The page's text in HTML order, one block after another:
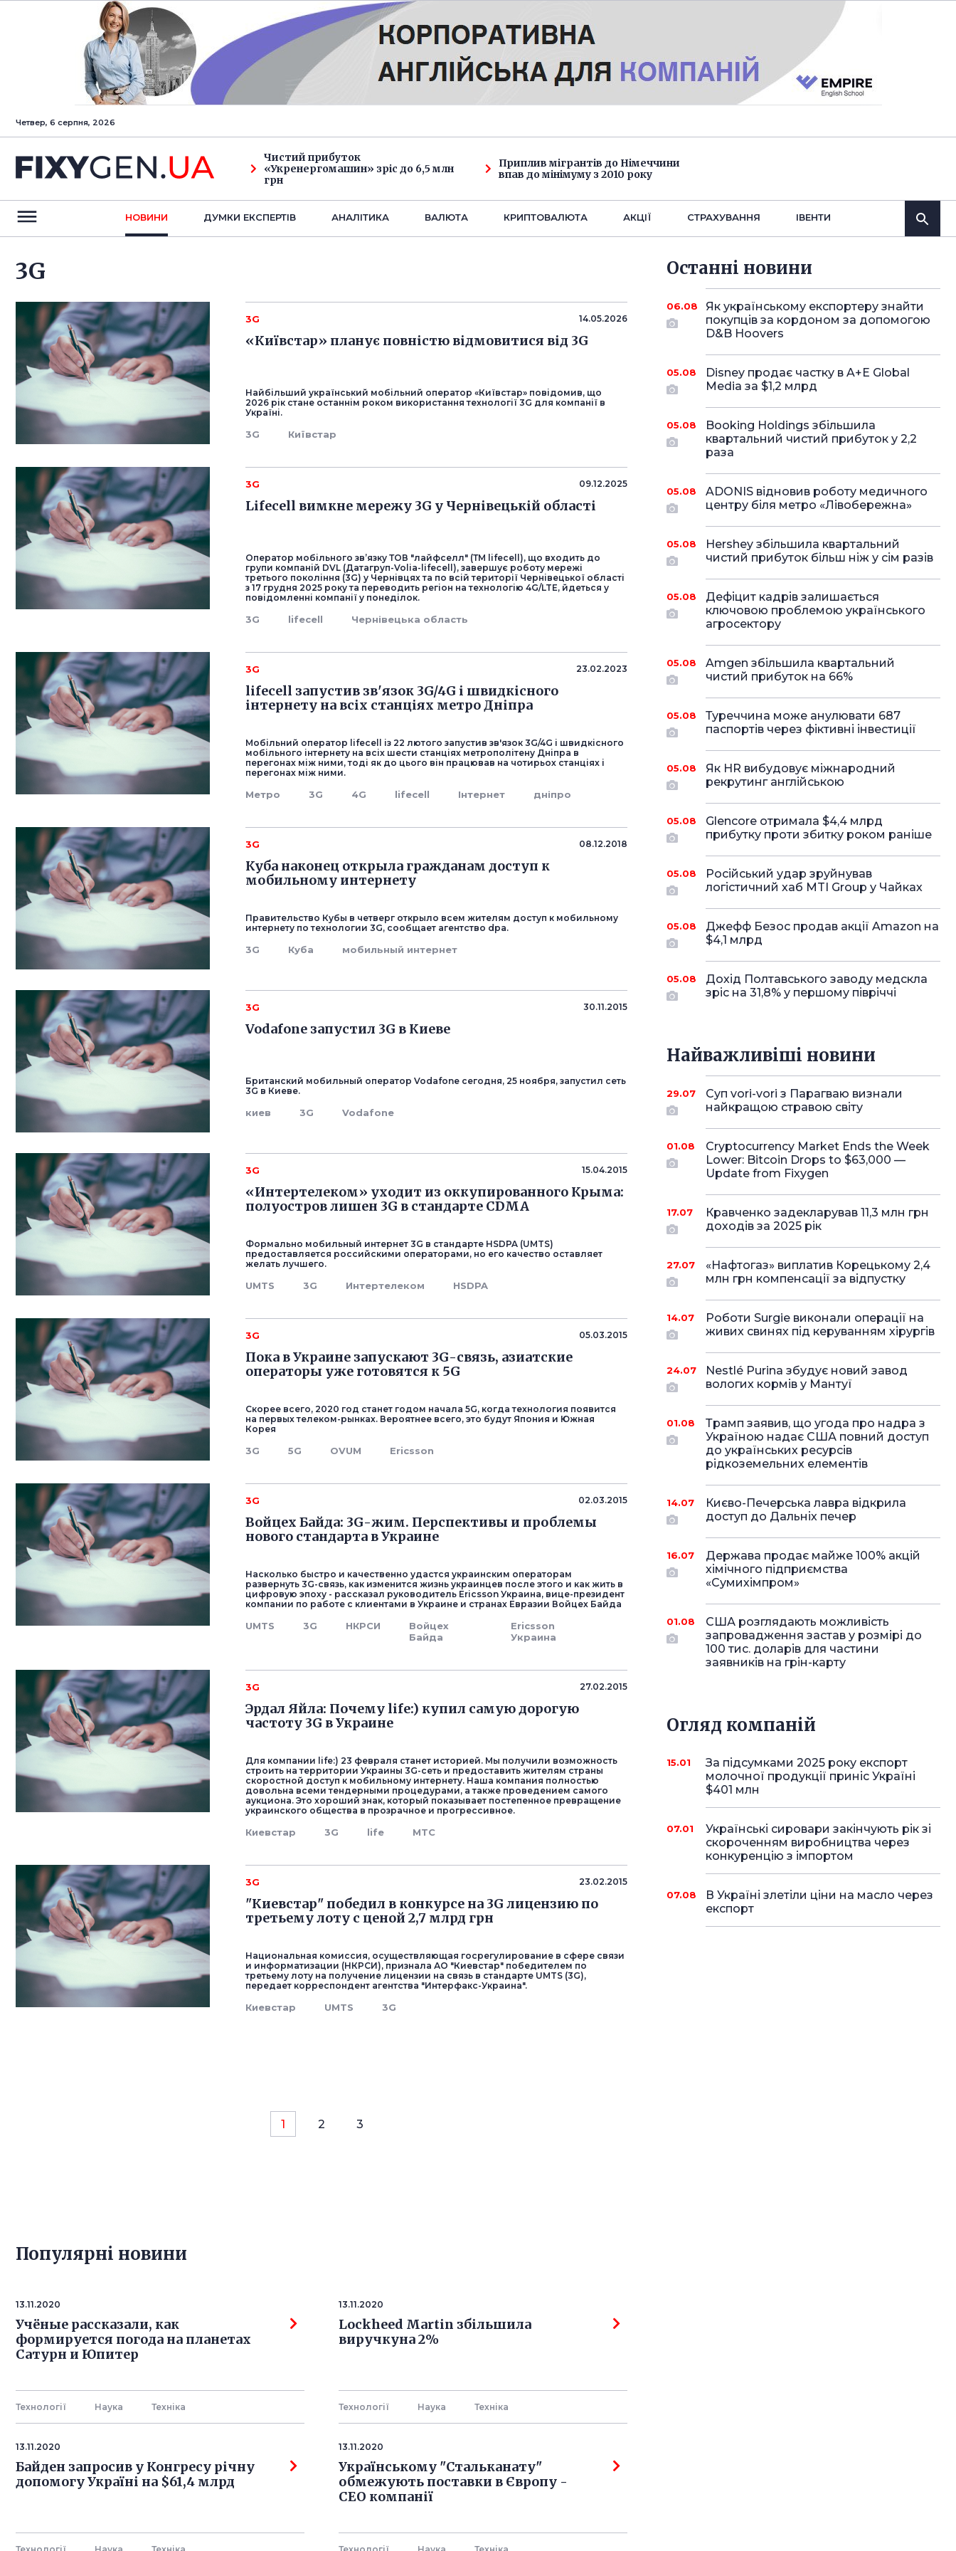
Четвер, 6 серпня, 2026
Чистий прибуток
«Укренергомашин» зріс до 6,5 млн
грн
Приплив мігрантів до Німеччини
впав до мінімуму з 2010 року
НОВИНИ ДУМКИ ЕКСПЕРТIВ АНАЛIТИКА ВАЛЮТА КРИПТОВАЛЮТА АКЦІЇ СТРАХУВАННЯ IВЕНТИ
3G
3G 14.05.2026
«Київстар» планує повністю відмовитися від 3G
Найбільший український мобільний оператор «Київстар» повідомив, що
2026 рік стане останнім роком використання технології 3G для компанії в
Україні.
3G Київстар
3G 09.12.2025
Lifecell вимкне мережу 3G у Чернівецькій області
Оператор мобільного зв’язку ТОВ "лайфселл" (ТМ lifecell), що входить до
групи компаній DVL (Датагруп-Volia-lifecell), завершує роботу мережі
третього покоління (3G) у Чернівцях та по всій території Чернівецької області
з 17 грудня 2025 року та переводить регіон на технологію 4G/LTE, йдеться у
повідомленні компанії у понеділок.
3G lifecell Чернівецька область
3G 23.02.2023
lifecell запустив зв'язок 3G/4G і швидкісного
інтернету на всіх станціях метро Дніпра
Мобільний оператор lifecell із 22 лютого запустив зв'язок 3G/4G і швидкісного
мобільного інтернету на всіх шести станціях метрополітену Дніпра в
перегонах між ними, тоді як до цього він працював на чотирьох станціях і
перегонах між ними.
Метро 3G 4G lifecell Інтернет дніпро
3G 08.12.2018
Куба наконец открыла гражданам доступ к
мобильному интернету
Правительство Кубы в четверг открыло всем жителям доступ к мобильному
интернету по технологии 3G, сообщает агентство dpa.
3G Куба мобильный интернет
3G 30.11.2015
Vodafone запустил 3G в Киеве
Британский мобильный оператор Vodafone сегодня, 25 ноября, запустил сеть
3G в Киеве.
киев 3G Vodafone
3G 15.04.2015
«Интертелеком» уходит из оккупированного Крыма:
полуостров лишен 3G в стандарте CDMA
Формально мобильный интернет 3G в стандарте HSDPA (UMTS)
предоставляется российскими операторами, но его качество оставляет
желать лучшего.
UMTS 3G Интертелеком HSDPA
3G 05.03.2015
Пока в Украине запускают 3G-связь, азиатские
операторы уже готовятся к 5G
Скорее всего, 2020 год станет годом начала 5G, когда технология появится
на первых телеком-рынках. Вероятнее всего, это будут Япония и Южная
Корея
3G 5G OVUM Ericsson
3G 02.03.2015
Войцех Байда: 3G-жим. Перспективы и проблемы
нового стандарта в Украине
Насколько быстро и качественно удастся украинским операторам
развернуть 3G-связь, как изменится жизнь украинцев после этого и как жить в
цифровую эпоху - рассказал руководитель Ericsson Украина, вице-президент
компании по работе с клиентами в Украине и странах Евразии Войцех Байда
UMTS 3G НКРСИ
Войцех
Байда
Ericsson
Украина
3G 27.02.2015
Эрдал Яйла: Почему life:) купил самую дорогую
частоту 3G в Украине
Для компании life:) 23 февраля станет историей. Мы получили возможность
строить на территории Украины 3G-сеть и предоставить жителям страны
скоростной доступ к мобильному интернету. Наша компания полностью
довольна всеми тендерными процедурами, а также проведением самого
аукциона. Это хороший знак, который показывает постепенное превращение
украинского общества в прозрачное и прогрессивное.
Киевстар 3G life MTC
3G 23.02.2015
"Киевстар" победил в конкурсе на 3G лицензию по
третьему лоту с ценой 2,7 млрд грн
Национальная комиссия, осуществляющая госрегулирование в сфере связи
и информатизации (НКРСИ), признала АО "Киевстар" победителем по
третьему лоту на получение лицензии на связь в стандарте UMTS (3G),
передает корреспондент агентства "Интерфакс-Украина".
Киевстар UMTS 3G
1 2 3
Популярнi новини
13.11.2020
Учёные рассказали, как
формируется погода на планетах
Сатурн и Юпитер
Технології Наука Технiка
13.11.2020
Lockheed Martin збільшила
виручкуна 2%
Технології Наука Технiка
13.11.2020
Байден запросив у Конгресу річну
допомогу Україні на $61,4 млрд
13.11.2020
Українському "Стальканату"
обмежують поставки в Європу -
СЕО компанії
Останнi новини
06.08
Як українському експортеру знайти
покупців за кордоном за допомогою
D&B Hoovers
05.08
Disney продає частку в A+E Global
Media за $1,2 млрд
05.08
Booking Holdings збільшила
квартальний чистий прибуток у 2,2
раза
05.08
ADONIS відновив роботу медичного
центру біля метро «Лівобережна»
05.08
Hershey збільшила квартальний
чистий прибуток більш ніж у сім разів
05.08
Дефіцит кадрів залишається
ключовою проблемою українського
агросектору
05.08
Amgen збільшила квартальний
чистий прибуток на 66%
05.08
Туреччина може анулювати 687
паспортів через фіктивні інвестиції
05.08
Як HR вибудовує міжнародний
рекрутинг англійською
05.08
Glencore отримала $4,4 млрд
прибутку проти збитку роком раніше
05.08
Російський удар зруйнував
логістичний хаб MTI Group у Чайках
05.08
Джефф Безос продав акції Amazon на
$4,1 млрд
05.08
Дохід Полтавського заводу медскла
зріс на 31,8% у першому півріччі
Найважливіші новини
29.07
Суп vori-vori з Парагваю визнали
найкращою стравою світу
01.08
Cryptocurrency Market Ends the Week
Lower: Bitcoin Drops to $63,000 —
Update from Fixygen
17.07
Кравченко задекларував 11,3 млн грн
доходів за 2025 рік
27.07
«Нафтогаз» виплатив Корецькому 2,4
млн грн компенсації за відпустку
14.07
Роботи Surgie виконали операції на
живих свинях під керуванням хірургів
24.07
Nestlé Purina збудує новий завод
вологих кормів у Мантуї
01.08
Трамп заявив, що угода про надра з
Україною надає США повний доступ
до українських ресурсів
рідкоземельних елементів
14.07
Києво-Печерська лавра відкрила
доступ до Дальніх печер
16.07
Держава продає майже 100% акцій
хімічного підприємства
«Сумихімпром»
01.08
США розглядають можливість
запровадження застав у розмірі до
100 тис. доларів для частини
заявників на грін-карту
Огляд компаній
15.01
За підсумками 2025 року експорт
молочної продукції приніс Україні
$401 млн
07.01
Українські сировари закінчують рік зі
скороченням виробництва через
конкуренцію з імпортом
07.08
В Україні злетіли ціни на масло через
експорт